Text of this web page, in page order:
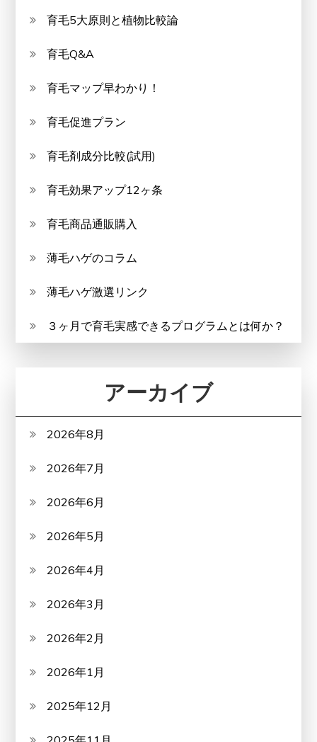
育毛5大原則と植物比較論
育毛Q&A
育毛マップ早わかり！
育毛促進プラン
育毛剤成分比較(試用)
育毛効果アップ12ヶ条
育毛商品通販購入
薄毛ハゲのコラム
薄毛ハゲ激選リンク
３ヶ月で育毛実感できるプログラムとは何か？
アーカイブ
2026年8月
2026年7月
2026年6月
2026年5月
2026年4月
2026年3月
2026年2月
2026年1月
2025年12月